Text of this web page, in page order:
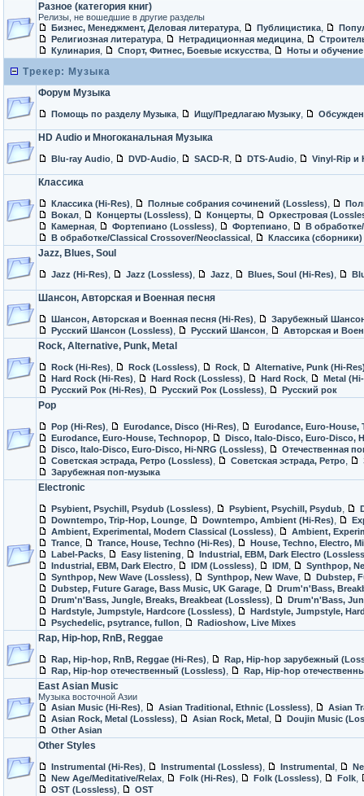
Разное (категория книг)
Pелизы, не вошедшие в другие разделы
Бизнес, Менеджмент, Деловая литература, Публицистика,
Религиозная литература, Нетрадиционная медицина,
Кулинария, Спорт, Фитнес, Боевые искусства, Ноты и
Трекер: Музыка
Форум Музыка
Помощь по разделу Музыка, Ищу/Предлагаю Музыку,
HD Audio и Многоканальная Музыка
Blu-ray Audio, DVD-Audio, SACD-R, DTS-Audio, Vinyl-Rip и
Классика
Классика (Hi-Res), Полные собрания сочинений (Lossless),
Вокал, Концерты (Lossless), Концерты,
Оркестровая
Камерная, Фортепиано (Lossless), Фортепиано,
В
В обработке/Classical Crossover/Neoclassical, Классика
Jazz, Blues, Soul
Jazz (Hi-Res), Jazz (Lossless), Jazz, Blues, Soul (Hi-Res),
Шансон, Авторская и Военная песня
Шансон, Авторская и Военная песня (Hi-Res),
Зарубежный
Русский Шансон (Lossless), Русский Шансон, Авторская и
Rock, Alternative, Punk, Metal
Rock (Hi-Res), Rock (Lossless), Rock,
Alternative, Punk (Hi-
Hard Rock (Hi-Res), Hard Rock (Lossless), Hard Rock,
Metal
Русский Рок (Hi-Res), Русский Рок (Lossless), Русский рок
Pop
Pop (Hi-Res), Eurodance, Disco (Hi-Res),
Eurodance, Euro-House,
Eurodance, Euro-House, Technopop,
Disco, Italo-Disco, Euro-Disco,
Disco, Italo-Disco, Euro-Disco, Hi-NRG (Lossless),
Отечественная
Советская эстрада, Ретро (Lossless), Советская эстрада, Ретро,
Зарубежная поп-музыка
Electronic
Psybient, Psychill, Psydub (Lossless), Psybient, Psychill, Psydub,
Downtempo, Trip-Hop, Lounge, Downtempo, Ambient (Hi-Res),
Ambient, Experimental, Modern Classical (Lossless),
Ambient,
Trance, Trance, House, Techno (Hi-Res),
House, Techno, Electro,
Label-Packs, Easy listening,
Industrial, EBM, Dark Electro
Industrial, EBM, Dark Electro, IDM (Lossless), IDM,
Synthpop,
Synthpop, New Wave (Lossless), Synthpop, New Wave,
Dubstep,
Dubstep, Future Garage, Bass Music, UK Garage,
Drum'n'Bass,
Drum'n'Bass, Jungle, Breaks, Breakbeat (Lossless),
Drum'n'Bass,
Hardstyle, Jumpstyle, Hardcore (Lossless),
Hardstyle, Jumpstyle,
Psychedelic, psytrance, fullon, Radioshow, Live Mixes
Rap, Hip-hop, RnB, Reggae
Rap, Hip-hop, RnB, Reggae (Hi-Res),
Rap, Hip-hop зарубежный
Rap, Hip-hop отечественный (Lossless), Rap, Hip-hop
East Asian Music
Музыка восточной Азии
Asian Music (Hi-Res), Asian Traditional, Ethnic (Lossless),
Asian
Asian Rock, Metal (Lossless), Asian Rock, Metal,
Doujin Music
Other Asian
Other Styles
Instrumental (Hi-Res), Instrumental (Lossless), Instrumental,
New Age/Meditative/Relax, Folk (Hi-Res), Folk (Lossless), Folk,
OST (Lossless), OST